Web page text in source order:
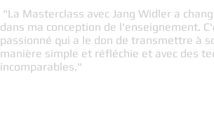
"La Masterclass avec Jang Widler a
dans ma conception de l'enseignement.
passionné qui a le don de transmettre à
manière simple et réfléchie et avec des
incomparables."